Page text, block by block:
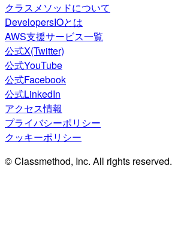
クラスメソッドについて
DevelopersIOとは
AWS支援サービス一覧
公式X(Twitter)
公式YouTube
公式Facebook
公式LinkedIn
アクセス情報
プライバシーポリシー
クッキーポリシー
© Classmethod, Inc. All rights reserved.